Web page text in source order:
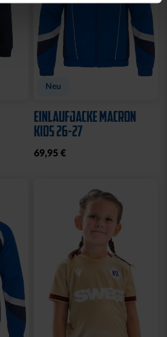
Neu
EINLAUFJACKE MACRON
KIDS 26-27
69,95 €